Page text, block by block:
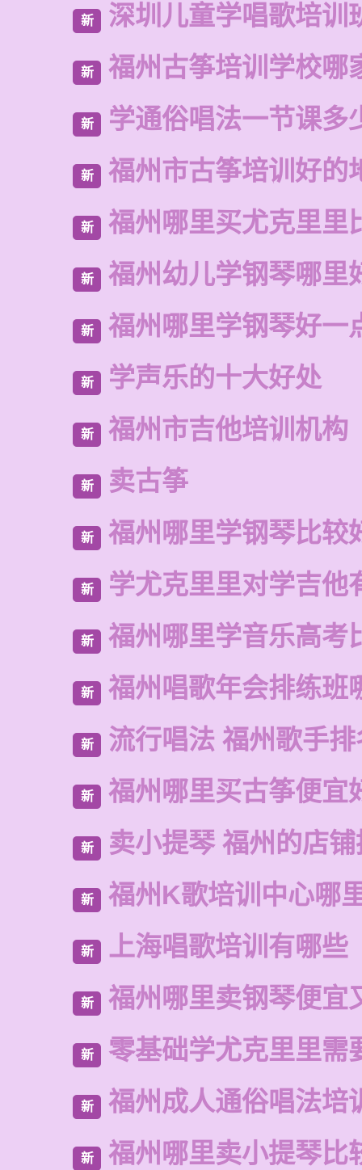
新 深圳儿童学唱歌培训
新 福州古筝培训学校哪
新 学通俗唱法一节课多
新 福州市古筝培训好的
新 福州哪里买尤克里里
新 福州幼儿学钢琴哪里
新 福州哪里学钢琴好一
新 学声乐的十大好处
新 福州市吉他培训机构
新 卖古筝
新 福州哪里学钢琴比较
新 学尤克里里对学吉他
新 福州哪里学音乐高考
新 福州唱歌年会排练班
新 流行唱法 福州歌手
新 福州哪里买古筝便宜
新 卖小提琴 福州的店
新 福州K歌培训中心哪
新 上海唱歌培训有哪些
新 福州哪里卖钢琴便宜
新 零基础学尤克里里需
新 福州成人通俗唱法培
新 福州哪里卖小提琴比